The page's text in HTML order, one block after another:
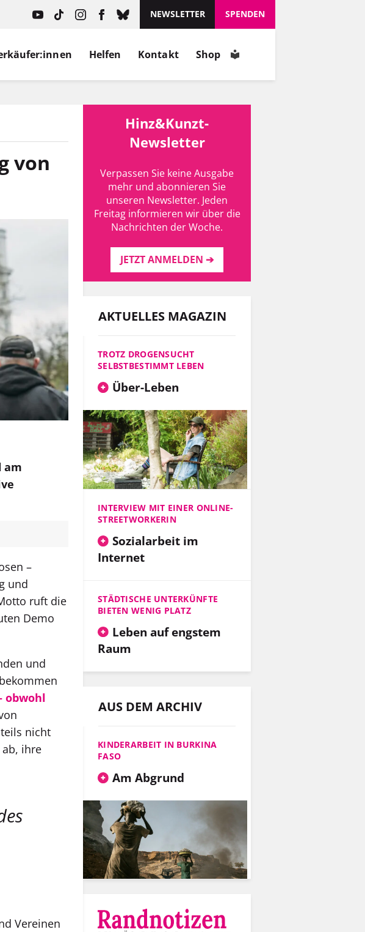
NEWSLETTER SPENDEN
Helfen Kontakt Shop
von
am
–
und
ruft die
Demo
und
obwohl
nicht
ihre
Vereinen
Hinz&Kunzt-
Newsletter
Verpassen Sie keine Ausgabe
mehr und abonnieren Sie
unseren Newsletter. Jeden
Freitag informieren wir über die
Nachrichten der Woche.
JETZT ANMELDEN ➔
AKTUELLES MAGAZIN
TROTZ DROGENSUCHT
SELBSTBESTIMMT LEBEN
Über-Leben
INTERVIEW MIT EINER ONLINE-
STREETWORKERIN
Sozialarbeit im
Internet
STÄDTISCHE UNTERKÜNFTE
BIETEN WENIG PLATZ
Leben auf engstem
Raum
AUS DEM ARCHIV
KINDERARBEIT IN BURKINA
FASO
Am Abgrund